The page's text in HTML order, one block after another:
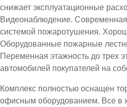
снижает эксплуатационные
Видеонаблюдение.
системой пожаротушения.
Оборудованные пожарные
Переменная этажность до трех
автомобилей покупателей на
Комплекс полностью оснащен
офисным оборудованием. Все в